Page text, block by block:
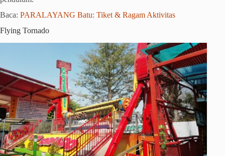
Baca: PARALAYANG Batu: Tiket & Ragam Aktivitas
Flying Tornado